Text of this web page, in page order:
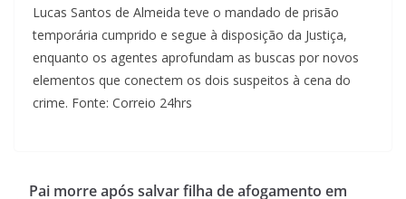
Lucas Santos de Almeida teve o mandado de prisão
temporária cumprido e segue à disposição da Justiça,
enquanto os agentes aprofundam as buscas por novos
elementos que conectem os dois suspeitos à cena do
crime. Fonte: Correio 24hrs
Pai morre após salvar filha de afogamento em